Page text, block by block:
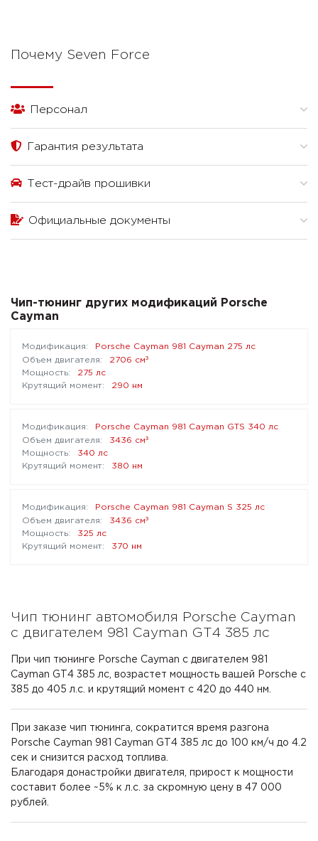
Почему Seven Force
Персонал
Гарантия результата
Тест-драйв прошивки
Официальные документы
Чип-тюнинг других модификаций Porsche
Cayman
Porsche Cayman 981 Cayman 275 лс
2706 см³
275 лс
290 нм
Porsche Cayman 981 Cayman GTS 340 лс
3436 см³
340 лс
380 нм
Porsche Cayman 981 Cayman S 325 лс
3436 см³
325 лс
370 нм
Чип тюнинг автомобиля Porsche Cayman
с двигателем 981 Cayman GT4 385 лс
При чип тюнинге Porsche Cayman с двигателем 981
Cayman GT4 385 лс, возрастет мощность вашей Porsche с
385 до 405 л.с. и крутящий момент с 420 до 440 нм.
При заказе чип тюнинга, сократится время разгона
Porsche Cayman 981 Cayman GT4 385 лс до 100 км/ч до 4.2
сек и снизится расход топлива.
Благодаря донастройки двигателя, прирост к мощности
составит более ~5% к л.с. за скромную цену в 47 000
рублей.